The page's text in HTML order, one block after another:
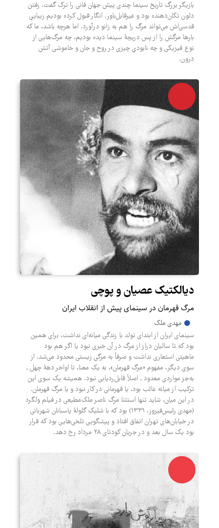
بازیگر بزرگ تاریخ سینما چندی پیش جهان فانی را ترک گفت. رفتن
دلون تکان‌دهنده بود و غیرقابل‌باور. انگار قبول کرده بودیم زیباییِ
قدسی‌اش می‌تواند مرگ را هم به زانو درآورد. اما هرچه باشد، ما که
بارها مرگش را از پس دریچۀ سینما دیده بودیم، چه مرگ‌هایی از
نوع فیزیکی و چه نابودیِ چیزی در روح و جان و خاموشی آتش
درون.
دیالکتیک عصیان و پوچی
مرگ قهرمان در سینمای پیش از انقلاب ایران
مهدی ملک
سینمای ایران از ابتدای تولد با زندگی میانه‌ای نداشت، برای همین
بود که تا سالیان دراز از مرگ در آن خبری نبود یا اگر هم بود
ماهیتی استعاری نداشت و صرفاً به مرگی زیستی محدود می‌شد. از
سوی دیگر، مفهوم «مرگ قهرمان»، به یک معنا، تا اواخر دهۀ چهل ـ
به‌جز مواردی معدود ـ اصلاً قابل‌ردیابی نبود. همیشه یک سوی این
ترکیب از میانه غائب بود، یا قهرمانی در کار نبود و یا مرگ قهرمان.
در این میان، شاید تنها استثنا مرگ ناصر ملک‌مطیعی در فیلم ولگرد
(مهدی رئیس‌فیروز، ۱۳۳۱) بود که با شلیک گلولۀ پاسبانان شهربانی
در خیابان‌های تهران اتفاق افتاد و پیشگویی تلخی‌هایی بود که قرار
بود یک سال بعد و در جریان کودتای ۲۸ مرداد رخ دهد.